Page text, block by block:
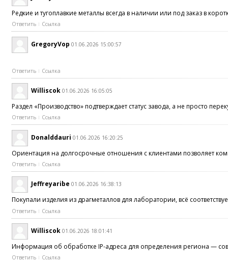
Редкие и тугоплавкие металлы всегда в наличии или под заказ в
Ответить Ссылка
GregoryVop 01.06.2026 15:00:57
Ответить Ссылка
Williscok 01.06.2026 16:05:05
Раздел «Производство» подтверждает статус завода, а не просто
Ответить Ссылка
Donalddauri 01.06.2026 16:20:25
Ориентация на долгосрочные отношения с клиентами позволяет
Ответить Ссылка
Jeffreyaribe 01.06.2026 16:38:13
Покупали изделия из драгметаллов для лаборатории, всё
Ответить Ссылка
Williscok 01.06.2026 18:01:41
Информация об обработке IP-адреса для определения региона —
Ответить Ссылка